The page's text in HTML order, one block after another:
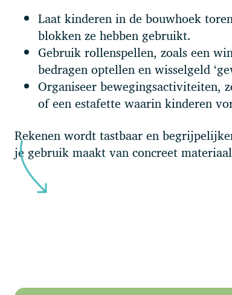
Laat kinderen in de bouwhoek
blokken ze hebben gebruikt.
Gebruik rollenspellen, zoals een
bedragen optellen en wisselgeld
Organiseer bewegingsactiviteiten,
of een estafette waarin kinderen
Rekenen wordt tastbaar en
je gebruik maakt van concreet